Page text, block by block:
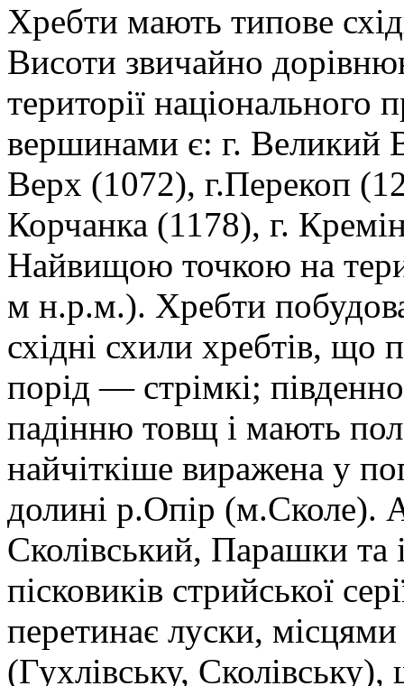
Хребти мають типове
Висоти звичайно
території
вершинами є: г. Великий
Верх (1072), г.Перекоп
Корчанка (1178), г.
Найвищою точкою на
м н.р.м.). Хребти
східні схили хребтів, що
порід — стрімкі;
падінню товщ і мають
найчіткіше виражена у
долині р.Опір (м.Сколе).
Сколівський, Парашки та
пісковиків стрийської
перетинає луски,
(Гухлівську,